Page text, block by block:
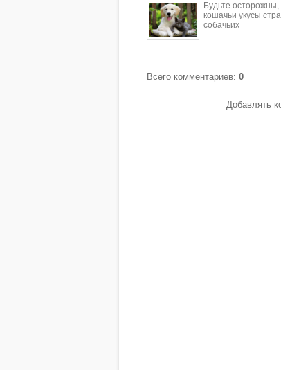
Будьте осторожны,
кошачьи укусы
собачьих
Всего комментариев: 0
Добавлять